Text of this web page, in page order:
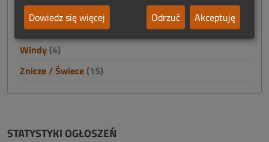
Trumny / Urny(60)
Usługi(3)
Windy (4)
Znicze / Świece (15)
STATYSTYKI OGŁOSZEŃ
Dowiedz się więcej
Odrzuć Akceptuję